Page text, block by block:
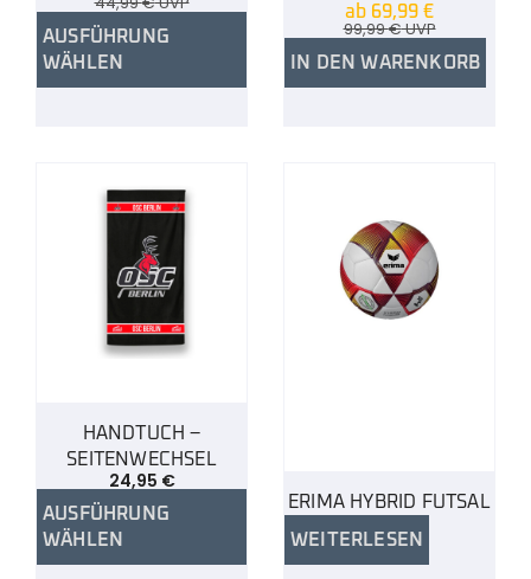
AUSFÜHRUNG
WÄHLEN
ab 69,99 €
99,99€UVP
IN DEN WARENKORB
HANDTUCH –
SEITENWECHSEL
24,95 €
AUSFÜHRUNG
WÄHLEN
ERIMA HYBRID FUTSAL
WEITERLESEN